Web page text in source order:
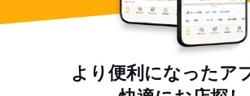
より便利になったア